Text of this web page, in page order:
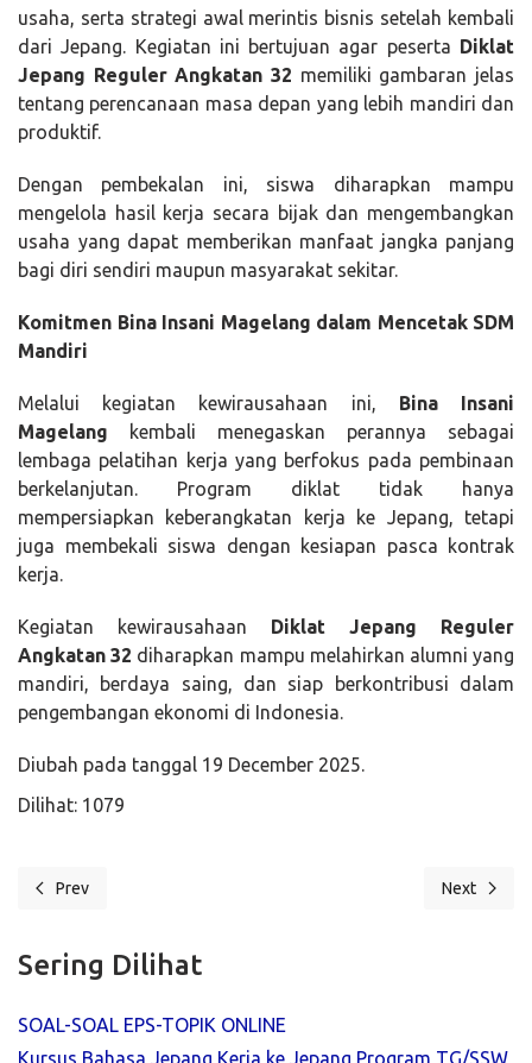
usaha, serta strategi awal merintis bisnis setelah kembali
dari Jepang. Kegiatan ini bertujuan agar peserta Diklat
Jepang Reguler Angkatan 32 memiliki gambaran jelas
tentang perencanaan masa depan yang lebih mandiri dan
produktif.
Dengan pembekalan ini, siswa diharapkan mampu
mengelola hasil kerja secara bijak dan mengembangkan
usaha yang dapat memberikan manfaat jangka panjang
bagi diri sendiri maupun masyarakat sekitar.
Komitmen Bina Insani Magelang dalam Mencetak SDM
Mandiri
Melalui kegiatan kewirausahaan ini, Bina Insani
Magelang kembali menegaskan perannya sebagai
lembaga pelatihan kerja yang berfokus pada pembinaan
berkelanjutan. Program diklat tidak hanya
mempersiapkan keberangkatan kerja ke Jepang, tetapi
juga membekali siswa dengan kesiapan pasca kontrak
kerja.
Kegiatan kewirausahaan Diklat Jepang Reguler
Angkatan 32 diharapkan mampu melahirkan alumni yang
mandiri, berdaya saing, dan siap berkontribusi dalam
pengembangan ekonomi di Indonesia.
Diubah pada tanggal 19 December 2025.
Dilihat: 1079
Previous article: AO Jepang Kunjungi Bina Insani Yogyakarta:
Prev Next
Next
Sering Dilihat
SOAL-SOAL EPS-TOPIK ONLINE
Kursus Bahasa Jepang Kerja ke Jepang Program TG/SSW